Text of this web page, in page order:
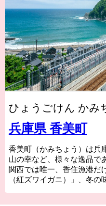
ひょうごけん かみ
兵庫県 香美町
香美町（かみちょう）は兵
山の幸など、様々な逸品で
関西では唯一、香住漁港だ
（紅ズワイガニ）」、冬